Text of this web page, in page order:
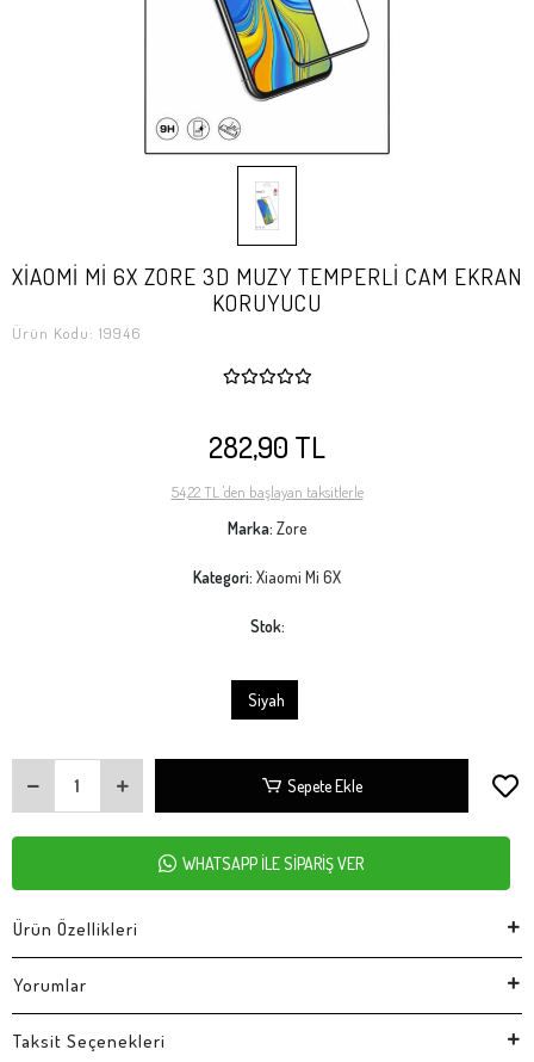
XİAOMİ Mİ 6X ZORE 3D MUZY TEMPERLİ CAM EKRAN
KORUYUCU
Ürün Kodu: 19946
282,90 TL
54,22 TL 'den başlayan taksitlerle
Marka: Zore
Kategori: Xiaomi Mi 6X
Stok:
Siyah
Sepete Ekle
WHATSAPP İLE SİPARİŞ VER
Ürün Özellikleri
Yorumlar
Taksit Seçenekleri